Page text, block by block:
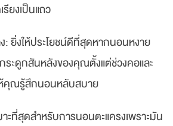
ยงเป็นแถว
ยิ่งให้ประโยชน์ดีที่สุดหากนอนหงาย
ระดูกสันหลังของคุณตั้งแต่ช่วงคอและ
คุณรู้สึกนอนหลับสบาย
ที่สุดสำหรับการนอนตะแครงเพราะมัน